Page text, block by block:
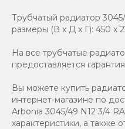
Трубчатый радиатор
размеры (В x Д x Г): 450 x
На все трубчатые
предоставляется
Вы можете купить
интернет-магазине по
Arbonia 3045/49 N12 3/4
характеристики, а также